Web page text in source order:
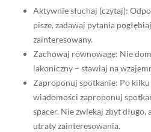
Aktywnie słuchaj (czytaj):
pisze, zadawaj pytania
zainteresowany.
Zachowaj równowagę: Nie
lakoniczny – stawiaj na
Zaproponuj spotkanie: Po
wiadomości zaproponuj
spacer. Nie zwlekaj zbyt długo,
utraty zainteresowania.